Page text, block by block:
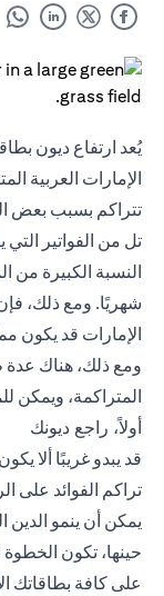
يُعد ارتفاع ديون
الإمارات العربية
تتراكم بسبب بعض
تل من الفواتير
النسبة الكبيرة من
شهريًا. ومع ذلك،
الإمارات قد يكون
ومع ذلك، هناك عدة
المتراكمة، ويمكن
أولاً، راجع ديونك
قد يبدو غريبًا ألا
تراكم الفوائد على
يمكن أن ينمو الدين
حينها، تكون
على كافة بطاقاتك